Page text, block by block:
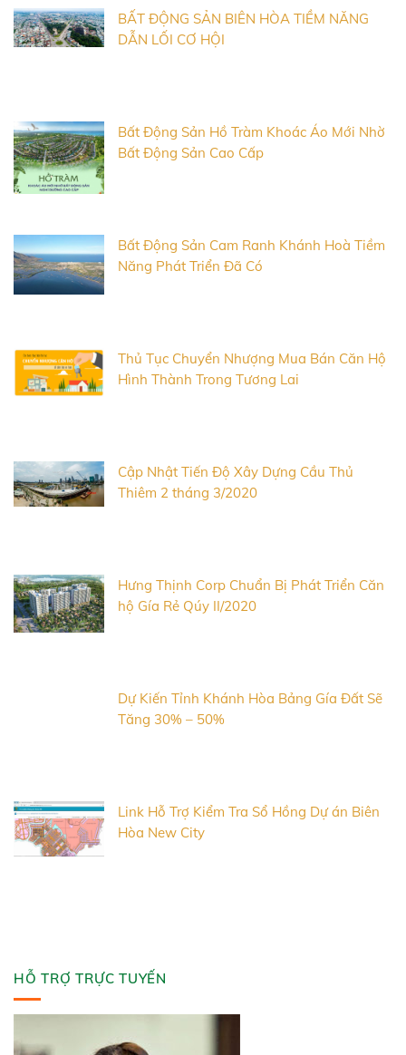
BẤT ĐỘNG SẢN BIÊN HÒA TIỀM NĂNG
DẪN LỐI CƠ HỘI
Bất Động Sản Hồ Tràm Khoác Áo Mới Nhờ
Bất Động Sản Cao Cấp
Bất Động Sản Cam Ranh Khánh Hoà Tiềm
Năng Phát Triển Đã Có
Thủ Tục Chuyển Nhượng Mua Bán Căn Hộ
Hình Thành Trong Tương Lai
Cập Nhật Tiến Độ Xây Dựng Cầu Thủ
Thiêm 2 tháng 3/2020
Hưng Thịnh Corp Chuẩn Bị Phát Triển Căn
hộ Gía Rẻ Qúy II/2020
Dự Kiến Tỉnh Khánh Hòa Bảng Gía Đất Sẽ
Tăng 30% – 50%
Link Hỗ Trợ Kiểm Tra Sổ Hồng Dự án Biên
Hòa New City
HỖ TRỢ TRỰC TUYẾN